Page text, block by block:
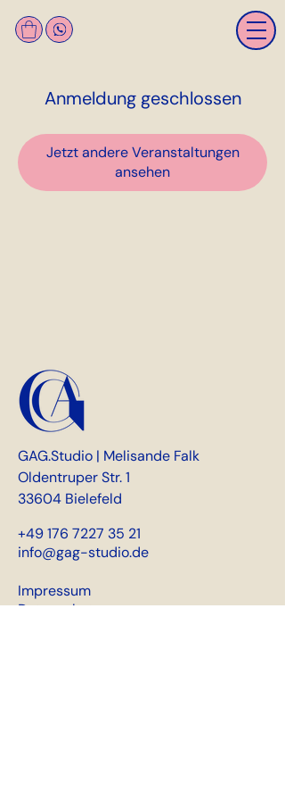
Anmeldung geschlossen
Jetzt andere Veranstaltungen
ansehen
GAG.Studio | Melisande Falk
Oldentruper Str. 1
33604 Bielefeld
+49 176 7227 35 21
info@gag-studio.de
Impressum
Datenschutz